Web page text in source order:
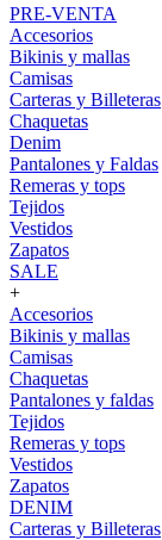
PRE-VENTA
Accesorios
Bikinis y mallas
Camisas
Carteras y Billeteras
Chaquetas
Denim
Pantalones y Faldas
Remeras y tops
Tejidos
Vestidos
Zapatos
SALE
+
Accesorios
Bikinis y mallas
Camisas
Chaquetas
Pantalones y faldas
Tejidos
Remeras y tops
Vestidos
Zapatos
DENIM
Carteras y Billeteras